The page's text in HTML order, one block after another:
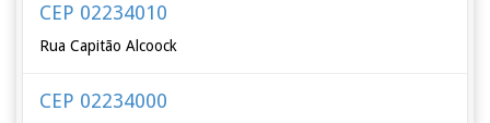
CEP 02234010
Rua Capitão Alcoock
CEP 02234000